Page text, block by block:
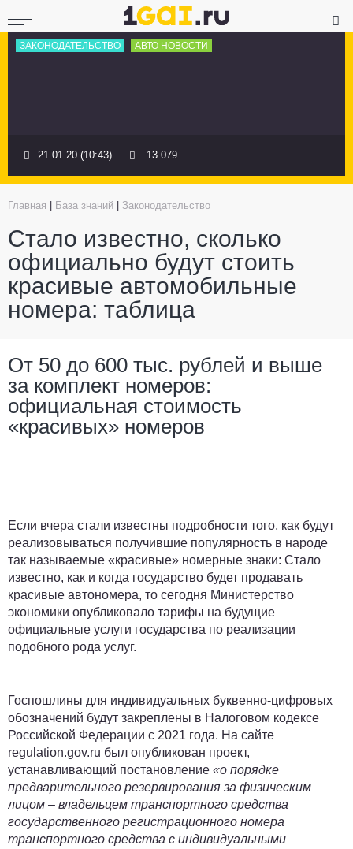
ЗАКОНОДАТЕЛЬСТВО АВТО НОВОСТИ
21.01.20 (10:43) 13 079
Главная База знаний Законодательство
Стало известно, сколько
официально будут стоить
красивые автомобильные
номера: таблица
От 50 до 600 тыс. рублей и выше
за комплект номеров:
официальная стоимость
«красивых» номеров
Если вчера стали известны подробности того, как будут
реализовываться получившие популярность в народе
так называемые «красивые» номерные знаки: Стало
известно, как и когда государство будет продавать
красивые автономера, то сегодня Министерство
экономики опубликовало тарифы на будущие
официальные услуги государства по реализации
подобного рода услуг.
Госпошлины для индивидуальных буквенно-цифровых
обозначений будут закреплены в Налоговом кодексе
Российской Федерации с 2021 года. На сайте
regulation.gov.ru был опубликован проект,
устанавливающий постановление «о порядке
предварительного резервирования за физическим
лицом – владельцем транспортного средства
государственного регистрационного номера
транспортного средства с индивидуальными